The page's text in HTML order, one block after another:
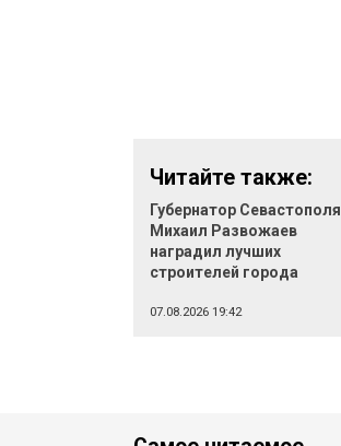
Читайте также:
Губернатор Севастополя
Михаил Развожаев
наградил лучших
строителей города
07.08.2026 19:42